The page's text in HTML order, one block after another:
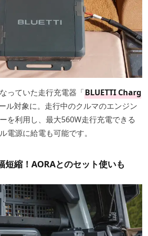
っていた走行充電器「BLUETTI Charg
ル対象に。走行中のクルマのエンジン
を利用し、最大560W走行充電できる
電源に給電も可能です。
短縮！AORAとのセット使いも